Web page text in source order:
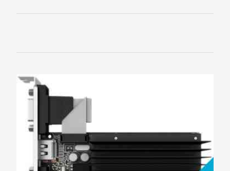
Albatron
ASUS